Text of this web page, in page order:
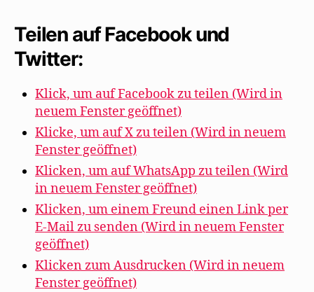
Teilen auf Facebook und
Twitter:
Klick, um auf Facebook zu teilen (Wird in
neuem Fenster geöffnet)
Klicke, um auf X zu teilen (Wird in neuem
Fenster geöffnet)
Klicken, um auf WhatsApp zu teilen (Wird
in neuem Fenster geöffnet)
Klicken, um einem Freund einen Link per
E-Mail zu senden (Wird in neuem Fenster
geöffnet)
Klicken zum Ausdrucken (Wird in neuem
Fenster geöffnet)